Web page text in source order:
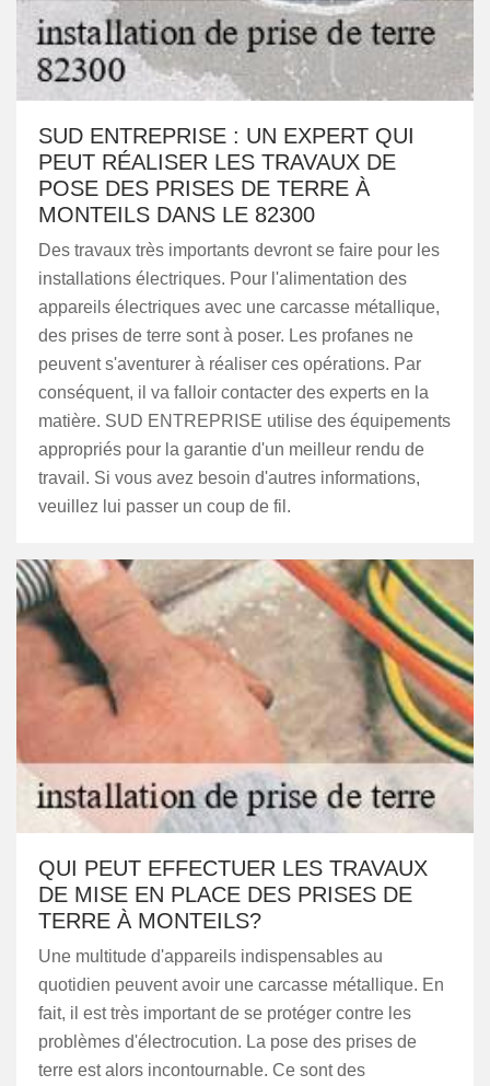
SUD ENTREPRISE : UN EXPERT QUI
PEUT RÉALISER LES TRAVAUX DE
POSE DES PRISES DE TERRE À
MONTEILS DANS LE 82300
Des travaux très importants devront se faire pour les
installations électriques. Pour l'alimentation des
appareils électriques avec une carcasse métallique,
des prises de terre sont à poser. Les profanes ne
peuvent s'aventurer à réaliser ces opérations. Par
conséquent, il va falloir contacter des experts en la
matière. SUD ENTREPRISE utilise des équipements
appropriés pour la garantie d'un meilleur rendu de
travail. Si vous avez besoin d'autres informations,
veuillez lui passer un coup de fil.
QUI PEUT EFFECTUER LES TRAVAUX
DE MISE EN PLACE DES PRISES DE
TERRE À MONTEILS?
Une multitude d'appareils indispensables au
quotidien peuvent avoir une carcasse métallique. En
fait, il est très important de se protéger contre les
problèmes d'électrocution. La pose des prises de
terre est alors incontournable. Ce sont des